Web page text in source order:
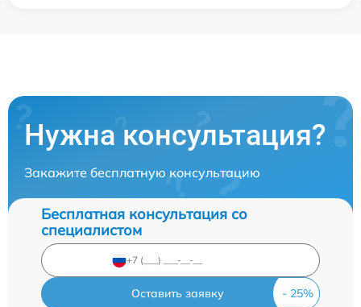
Нужна консультация?
Закажите бесплатную консультацию
Бесплатная консультация со
специалистом
Оставить заявку